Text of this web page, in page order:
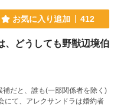
お気に入り追加 412
、どうしても野獣辺境伯
だと、誰も(一部関係者を除く)